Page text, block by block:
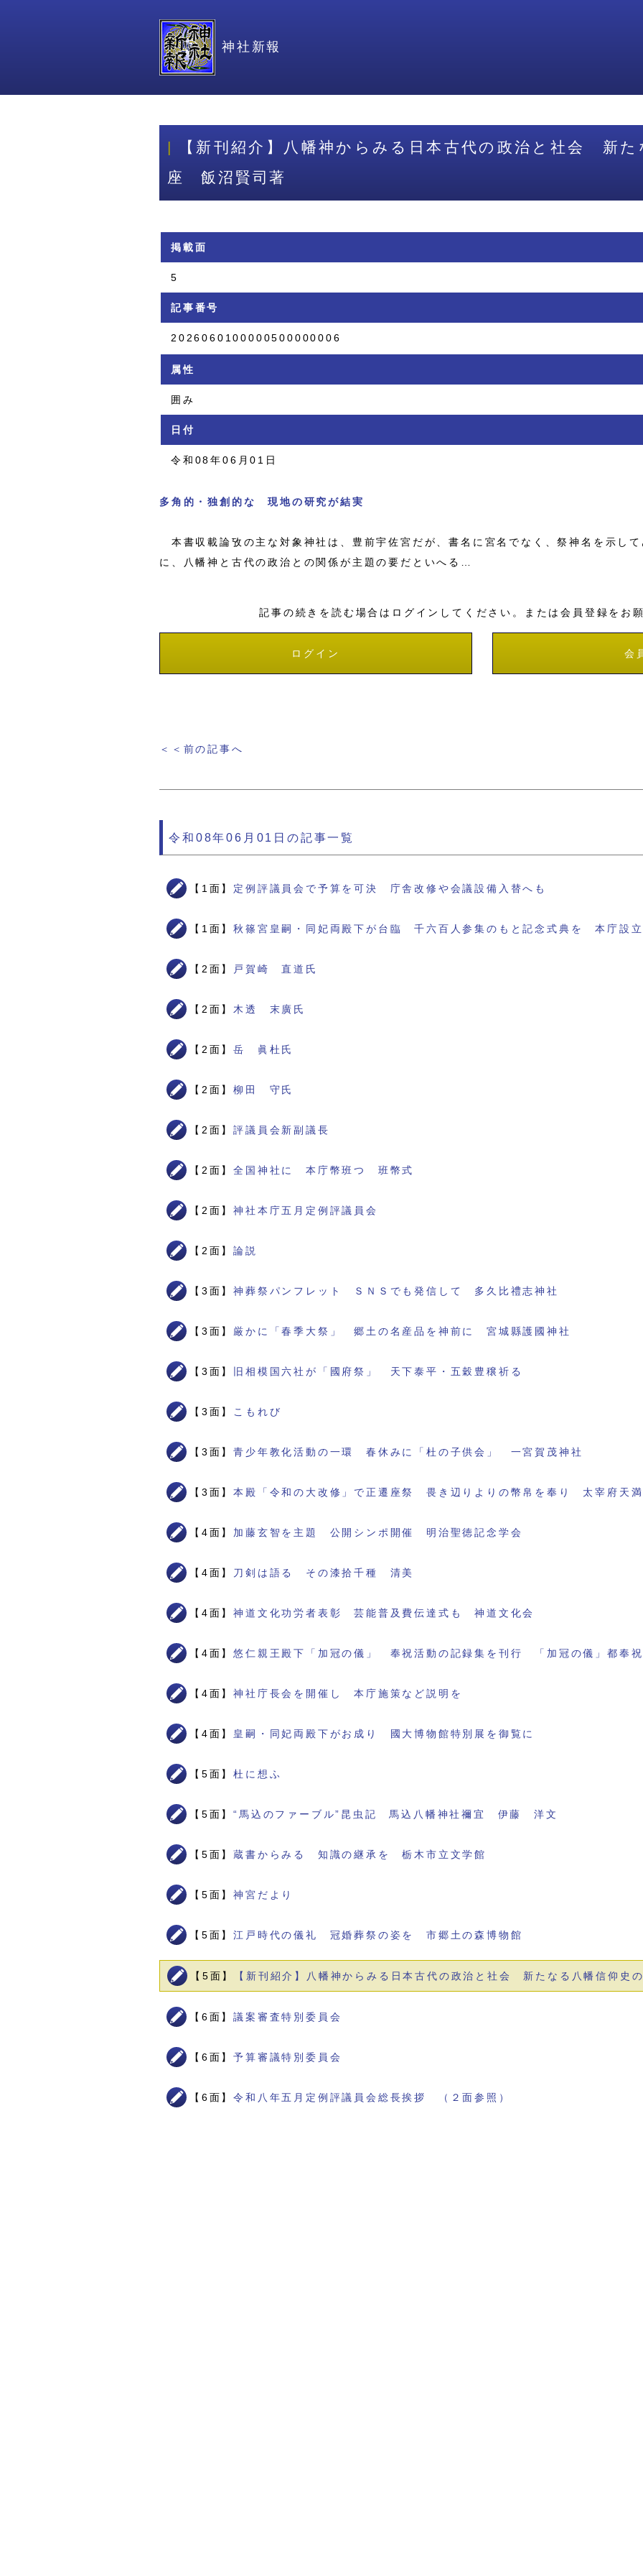
神社新報
【新刊紹介】八幡神からみる日本古代の政治と社会 新
座 飯沼賢司著
掲載面
5
記事番号
2026060100000500000006
属性
囲み
日付
令和08年06月01日
多角的・独創的な 現地の研究が結実
本書収載論攷の主な対象神社は、豊前宇佐宮だが、書名に宮名でなく、祭神名を示し
に、八幡神と古代の政治との関係が主題の要だといへる…
記事の続きを読む場合はログインしてください。または会員登録をお
ログイン 会
＜＜前の記事へ
令和08年06月01日の記事一覧
【1面】 定例評議員会で予算を可決 庁舎改修や会議設備入替へも
【1面】秋篠宮皇嗣・同妃両殿下が台臨 千六百人参集のもと記念式典を 本庁設
【2面】 戸賀崎 直道氏
【2面】 木透 末廣氏
【2面】岳 眞杜氏
【2面】柳田 守氏
【2面】評議員会新副議長
【2面】全国神社に 本庁幣班つ 班幣式
【2面】神社本庁五月定例評議員会
【2面】論説
【3面】神葬祭パンフレット ＳＮＳでも発信して 多久比禮志神社
【3面】 厳かに「春季大祭」 郷土の名産品を神前に 宮城縣護國神社
【3面】 旧相模国六社が「國府祭」 天下泰平・五穀豊穣祈る
【3面】 こもれび
【3面】青少年教化活動の一環 春休みに「杜の子供会」 一宮賀茂神社
【3面】本殿「令和の大改修」で正遷座祭 畏き辺りよりの幣帛を奉り 太宰府天
【4面】 加藤玄智を主題 公開シンポ開催 明治聖徳記念学会
【4面】 刀剣は語る その漆拾千種 清美
【4面】神道文化功労者表彰 芸能普及費伝達式も 神道文化会
【4面】悠仁親王殿下「加冠の儀」 奉祝活動の記録集を刊行 「加冠の儀」都奉
【4面】神社庁長会を開催し 本庁施策など説明を
【4面】 皇嗣・同妃両殿下がお成り 國大博物館特別展を御覧に
【5面】杜に想ふ
【5面】“馬込のファーブル”昆虫記 馬込八幡神社禰宜 伊藤 洋文
【5面】蔵書からみる 知識の継承を 栃木市立文学館
【5面】神宮だより
【5面】江戸時代の儀礼 冠婚葬祭の姿を 市郷土の森博物館
【5面】 【新刊紹介】八幡神からみる日本古代の政治と社会 新たなる八幡信仰史
【6面】議案審査特別委員会
【6面】予算審議特別委員会
【6面】令和八年五月定例評議員会総長挨拶 （２面参照）